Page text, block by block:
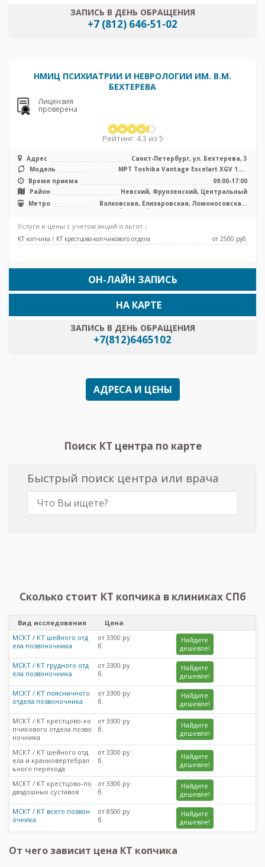
ЗАПИСЬ В ДЕНЬ ОБРАЩЕНИЯ
+7 (812) 646-51-02
НМИЦ ПСИХИАТРИИ И НЕВРОЛОГИИ ИМ. В.М.
БЕХТЕРЕВА
Лицензия
проверена
Рейтинг: 4.3 из 5
Адрес
Санкт-Петербург, ул. Бехтерева, 3
Модель
МРТ Toshiba Vantage Excelart XGV 1.5T
закрытый тип, КТ Philips BRILLIA ...
Время приема
09:00-17:00
Район
Невский, Фрунзенский, Центральный
Метро
Волковская, Елизаровская, Ломоносовская,
Обводный канал, Площадь Александра
Услуги и цены с учетом акций и льгот ↓
КТ копчика / КТ крестцово-копчикового отдела от 2500 pуб.
ОН-ЛАЙН ЗАПИСЬ
ЗАПИСЬ В ДЕНЬ ОБРАЩЕНИЯ
+7(812)6465102
НА КАРТЕ
АДРЕСА И ЦЕНЫ
Поиск КТ центра по карте
Быстрый поиск центра или врача
Сколько стоит КТ копчика в клиниках СПб
Вид исследования
Цена
МСКТ / КТ шейного отд
ела позвоночника
от 3300 ру
б.
Найдите
дешевле!
МСКТ / КТ грудного отд
ела позвоночника
от 3300 ру
б.
Найдите
дешевле!
МСКТ / КТ поясничного
отдела позвоночника
от 3300 ру
б.
Найдите
дешевле!
МСКТ / КТ крестцово-ко
пчикового отдела позво
ночника
от 3300 ру
б.
Найдите
дешевле!
МСКТ / КТ шейного отд
ела и краниовертебрал
ьного перехода
от 3300 ру
б.
Найдите
дешевле!
МСКТ / КТ крестцово-по
двздошных суставов
от 3300 ру
б.
Найдите
дешевле!
МСКТ / КТ всего позвон
очника
от 8500 ру
б.
Найдите
дешевле!
От чего зависит цена КТ копчика